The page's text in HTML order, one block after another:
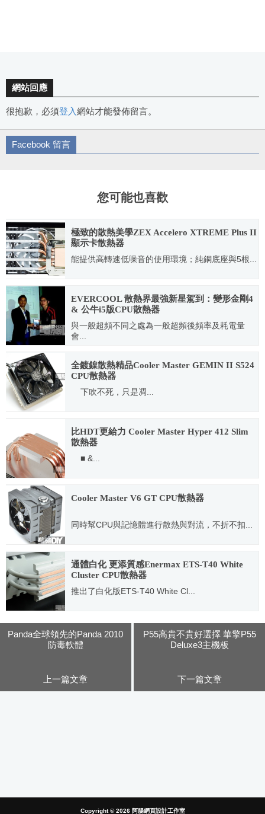
網站回應
很抱歉，必須登入網站才能發佈留言。
Facebook 留言
您可能也喜歡
極致的散熱美學ZEX Accelero XTREME Plus II
顯示卡散熱器
能提供高轉速低噪音的使用環境；純銅底座與5根...
2011.10.17
EVERCOOL 散熱界最強新星駕到：變形金剛4
& 公牛i5版CPU散熱器
與一般超頻不同之處為一般超頻後頻率及耗電量
會...
2010.03.09
全鍍鎳散熱精品Cooler Master GEMIN II S524
CPU散熱器
下吹不死，只是凋...
比HDT更給力 Cooler Master Hyper 412 Slim
散熱器
■ &...
2012.08.27
Cooler Master V6 GT CPU散熱器
同時幫CPU與記憶體進行散熱與對流，不折不扣...
2010.09.09
通體白化 更添質感Enermax ETS-T40 White
Cluster CPU散熱器
推出了白化版ETS-T40 White Cl...
Panda全球領先的Panda 2010
防毒軟體
上一篇文章
P55高貴不貴好選擇 華擎P55
Deluxe3主機板
下一篇文章
Copyright © 2026 阿腸網頁設計工作室